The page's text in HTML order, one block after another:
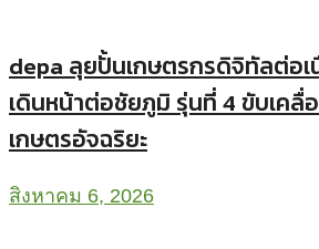
depa ลุยปั้นเกษตรกรดิจิทัลต่อเ
เดินหน้าต่อชัยภูมิ รุ่นที่ 4 ขับเคลื่
เกษตรอัจฉริยะ
สิงหาคม 6, 2026